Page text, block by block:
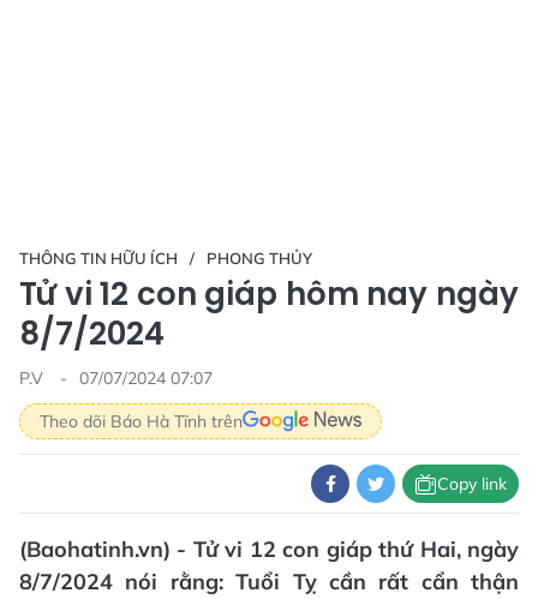
THÔNG TIN HỮU ÍCH PHONG THỦY
Tử vi 12 con giáp hôm nay ngày
8/7/2024
P.V
07/07/2024 07:07
Theo dõi Báo Hà Tĩnh trên
Copy link
(Baohatinh.vn) - Tử vi 12 con giáp thứ Hai, ngày
8/7/2024 nói rằng: Tuổi Tỵ cần rất cẩn thận